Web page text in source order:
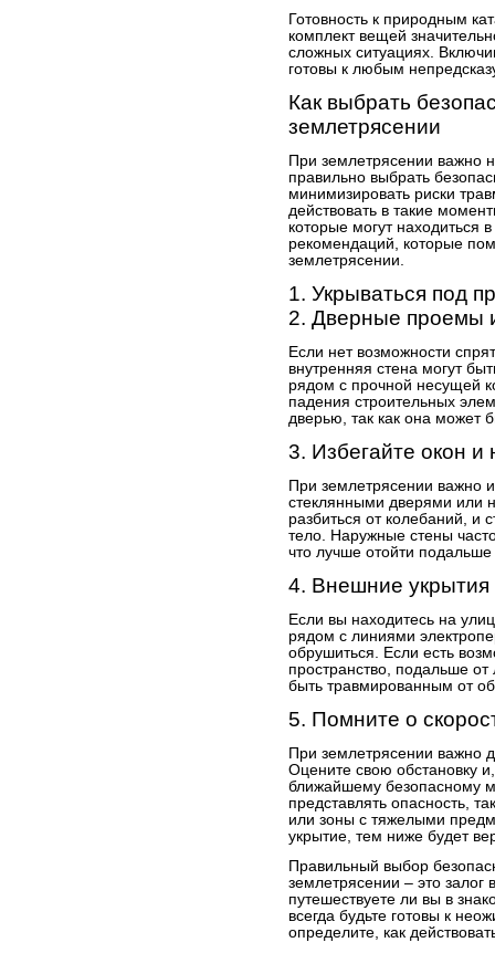
Готовность к природным
комплект вещей
сложных ситуациях.
готовы к любым
Как выбрать
землетрясении
При землетрясении важно
правильно выбрать
минимизировать риски
действовать в такие
которые могут находиться
рекомендаций, которые
землетрясении.
1. Укрываться под
2. Дверные проемы
Если нет возможности
внутренняя стена могут
рядом с прочной несущей
падения строительных
дверью, так как она может
3. Избегайте окон
При землетрясении важно
стеклянными дверями или
разбиться от колебаний, и
тело. Наружные стены
что лучше отойти подальше
4. Внешние укрытия
Если вы находитесь на
рядом с линиями
обрушиться. Если есть
пространство, подальше от
быть травмированным от
5. Помните о
При землетрясении важно
Оцените свою обстановку
ближайшему безопасному
представлять опасность,
или зоны с тяжелыми
укрытие, тем ниже будет
Правильный выбор
землетрясении – это залог
путешествуете ли вы в
всегда будьте готовы к
определите, как